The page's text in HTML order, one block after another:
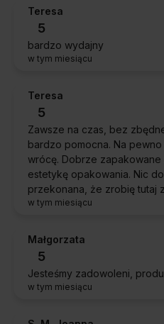
Teresa
5
bardzo wydajny
w tym miesiącu
Teresa
5
Zawsze na czas, bez
bardzo pomocna. Na
wrócę. Dobrze
estetykę opakowania. Nic
przekonana, że zrobię tutaj
w tym miesiącu
Małgorzata
5
Jesteśmy zadowoleni,
w tym miesiącu